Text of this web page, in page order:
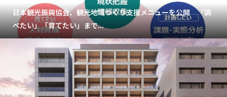
日本観光振興協会、観光地域づくり支援メニューを公開 「調
べたい」「育てたい」まで...